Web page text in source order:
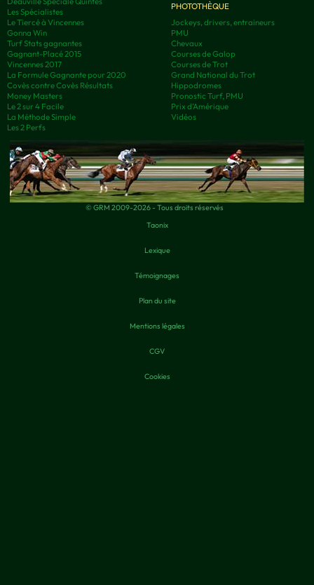
Les Spécialistes
Le Tiercé à Vincennes
Gonna Win
Turf Stats gagnantes
Gagnant-Placé 2015
Vincennes 2017
La Formule Gagnante pour 2020
Covès contre Covès Résultats
Money Masters
Le 2 sur 4 Facile
La Méthode Simple
Les 2 Perfs
PHOTOTHÈQUE
Jockeys, drivers, entraineurs
PMU
Chevaux
Courses de Galop
Courses de Trot
Grand National du Trot
Hippodromes
Pronostic Turf, PMU
Prix d’Amérique
Vidéos
© GRM 2009-2026 - Tous droits réservés
Taonix
Lexique
Témoignages
Plan du site
Mentions légales
CGV
Cookies